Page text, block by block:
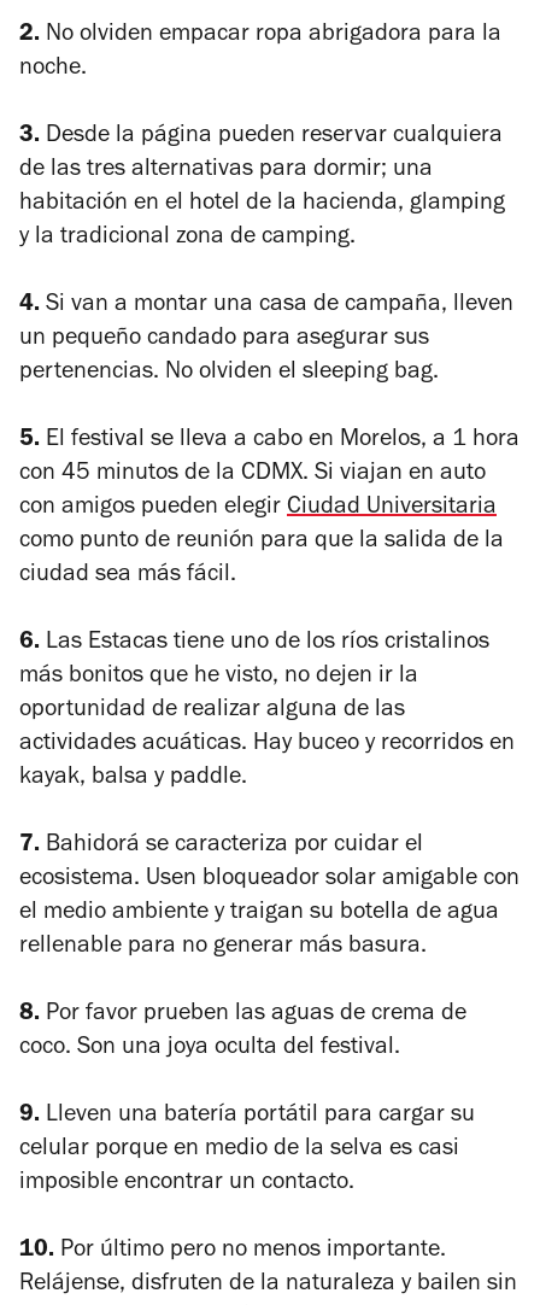
2. No olviden empacar ropa abrigadora para la
noche.
3. Desde la página pueden reservar cualquiera
de las tres alternativas para dormir; una
habitación en el hotel de la hacienda, glamping
y la tradicional zona de camping.
4. Si van a montar una casa de campaña, lleven
un pequeño candado para asegurar sus
pertenencias. No olviden el sleeping bag.
5. El festival se lleva a cabo en Morelos, a 1 hora
con 45 minutos de la CDMX. Si viajan en auto
con amigos pueden elegir Ciudad Universitaria
como punto de reunión para que la salida de la
ciudad sea más fácil.
6. Las Estacas tiene uno de los ríos cristalinos
más bonitos que he visto, no dejen ir la
oportunidad de realizar alguna de las
actividades acuáticas. Hay buceo y recorridos en
kayak, balsa y paddle.
7. Bahidorá se caracteriza por cuidar el
ecosistema. Usen bloqueador solar amigable con
el medio ambiente y traigan su botella de agua
rellenable para no generar más basura.
8. Por favor prueben las aguas de crema de
coco. Son una joya oculta del festival.
9. Lleven una batería portátil para cargar su
celular porque en medio de la selva es casi
imposible encontrar un contacto.
10. Por último pero no menos importante.
Relájense, disfruten de la naturaleza y bailen sin